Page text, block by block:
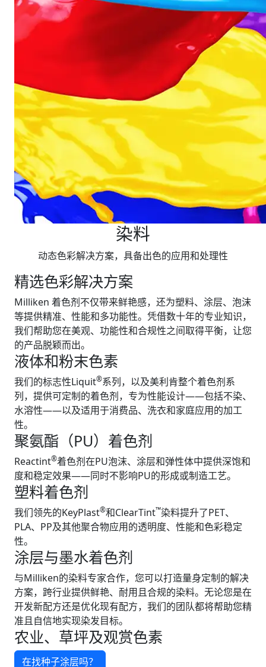
染料
动态色彩解决方案，具备出色的应用和处理性
精选色彩解决方案
Milliken 着色剂不仅带来鲜艳感，还为塑料、涂层、泡沫
等提供精准、性能和多功能性。凭借数十年的专业知识，
我们帮助您在美观、功能性和合规性之间取得平衡，让您
的产品脱颖而出。
液体和粉末色素
我们的标志性Liquit®系列，以及美利肯整个着色剂系
列，提供可定制的着色剂，专为性能设计——包括不染、
水溶性——以及适用于消费品、洗衣和家庭应用的加工
性。
聚氨酯（PU）着色剂
Reactint®着色剂在PU泡沫、涂层和弹性体中提供深饱和
度和稳定效果——同时不影响PU的形成或制造工艺。
塑料着色剂
我们领先的KeyPlast®和ClearTint™染料提升了PET、
PLA、PP及其他聚合物应用的透明度、性能和色彩稳定
性。
涂层与墨水着色剂
与Milliken的染料专家合作，您可以打造量身定制的解决
方案，跨行业提供鲜艳、耐用且合规的染料。无论您是在
开发新配方还是优化现有配方，我们的团队都将帮助您精
准且自信地实现染发目标。
农业、草坪及观赏色素
在找种子涂层吗？